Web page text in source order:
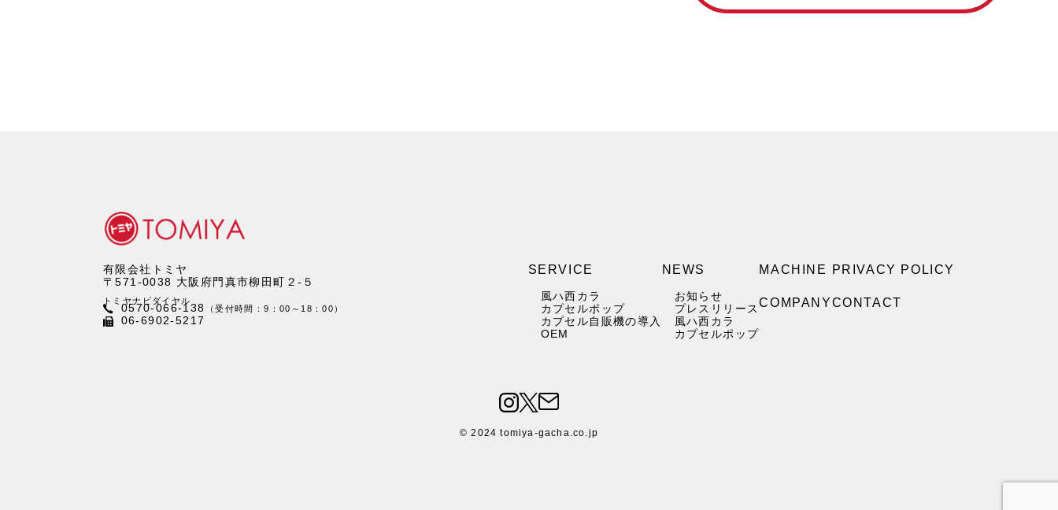
有限会社トミヤ
〒571-0038 大阪府門真市柳田町２-５
トミヤナビダイヤル
0570-066-138 （受付時間：9：00～18：00）
06-6902-5217
SERVICE
風ハ西カラ
カプセルポップ
カプセル自販機の導入
OEM
NEWS
お知らせ
プレスリリース
風ハ西カラ
カプセルポップ
MACHINE
COMPANY
PRIVACY POLICY
CONTACT
© 2024 tomiya-gacha.co.jp